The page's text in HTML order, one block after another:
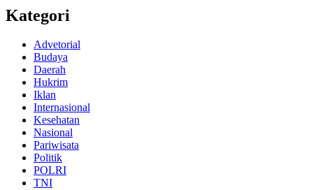
Kategori
Advetorial
Budaya
Daerah
Hukrim
Iklan
Internasional
Kesehatan
Nasional
Pariwisata
Politik
POLRI
TNI